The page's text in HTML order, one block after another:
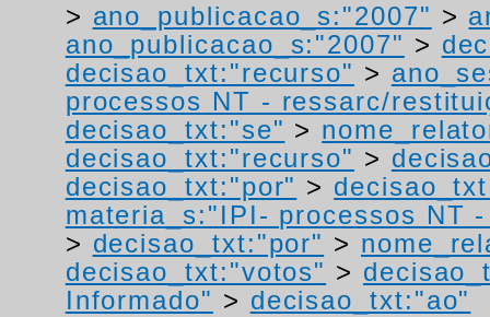
> ano_publicacao_s:"2007" >
ano_publicacao_s:"2007" >
decisao_txt:"recurso" >
processos NT - ressarc/
decisao_txt:"se" >
decisao_txt:"recurso" >
decisao_txt:"por" >
materia_s:"IPI- processos NT
> decisao_txt:"por" >
decisao_txt:"votos" >
Informado" > decisao_txt:"ao"